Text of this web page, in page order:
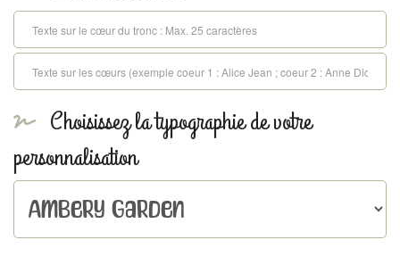
Choisissez la typographie de votre
personnalisation